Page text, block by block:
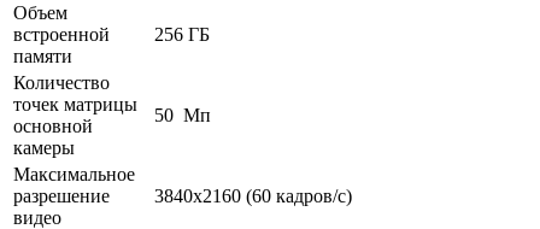
Объем
встроенной
памяти
256 ГБ
Количество
точек матрицы
основной
камеры
50 Мп
Максимальное
разрешение
видео
3840x2160 (60 кадров/с)